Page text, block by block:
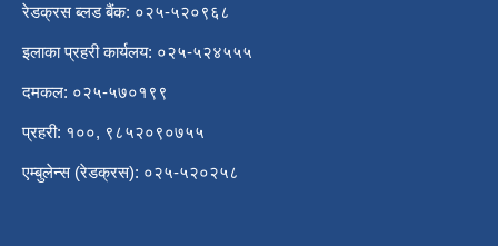
रेडक्रस ब्लड बैंक: ०२५-५२०९६८
इलाका प्रहरी कार्यलय: ०२५-५२४५५५
दमकल: ०२५-५७०१९९
प्रहरी: १००, ९८५२०९०७५५
एम्बुलेन्स (रेडक्रस): ०२५-५२०२५८